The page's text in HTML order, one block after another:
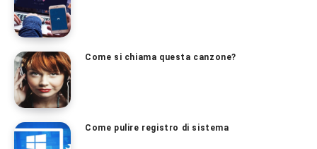
Come si chiama questa canzone?
Come pulire registro di sistema